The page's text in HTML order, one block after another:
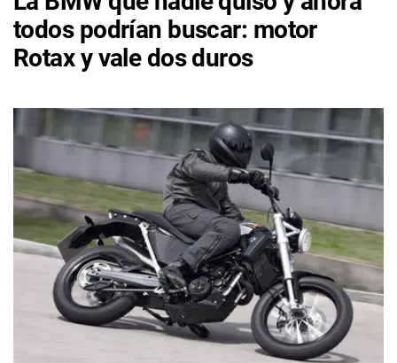
todos podrían buscar: motor
Rotax y vale dos duros